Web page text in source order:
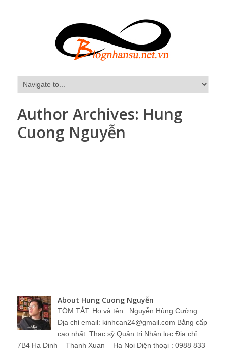
Author Archives: Hung
Cuong Nguyễn
About Hung Cuong Nguyễn
TÓM TẮT: Họ và tên : Nguyễn Hùng Cường
Địa chỉ email: kinhcan24@gmail.com Bằng cấp
cao nhất: Thạc sỹ Quản trị Nhân lực Địa chỉ :
7B4 Ha Dinh – Thanh Xuan – Ha Noi Điện thoại : 0988 833